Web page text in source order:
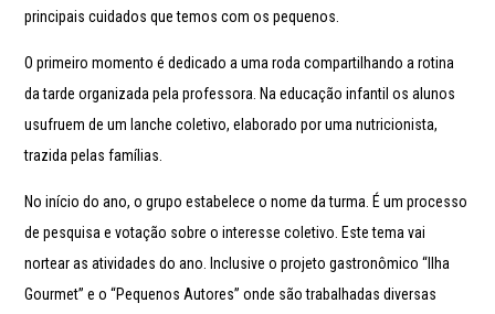
principais cuidados que temos com os pequenos.
O primeiro momento é dedicado a uma roda compartilhando a rotina
da tarde organizada pela professora. Na educação infantil os alunos
usufruem de um lanche coletivo, elaborado por uma nutricionista,
trazida pelas famílias.
No início do ano, o grupo estabelece o nome da turma. É um processo
de pesquisa e votação sobre o interesse coletivo. Este tema vai
nortear as atividades do ano. Inclusive o projeto gastronômico “Ilha
Gourmet” e o “Pequenos Autores” onde são trabalhadas diversas